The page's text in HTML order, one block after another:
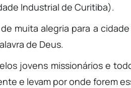
Industrial de Curitiba).
de muita alegria para a
de Deus.
jovens missionários e
e levam por onde forem